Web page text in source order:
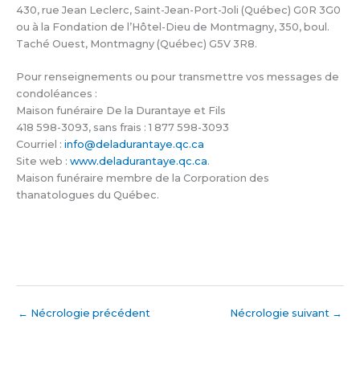
430, rue Jean Leclerc, Saint-Jean-Port-Joli (Québec) G0R 3G0
ou à la Fondation de l’Hôtel-Dieu de Montmagny, 350, boul.
Taché Ouest, Montmagny (Québec) G5V 3R8.
Pour renseignements ou pour transmettre vos messages de
condoléances :
Maison funéraire De la Durantaye et Fils
418 598-3093, sans frais : 1 877 598-3093
Courriel : info@deladurantaye.qc.ca
Site web : www.deladurantaye.qc.ca.
Maison funéraire membre de la Corporation des
thanatologues du Québec.
← Nécrologie précédent Nécrologie suivant →